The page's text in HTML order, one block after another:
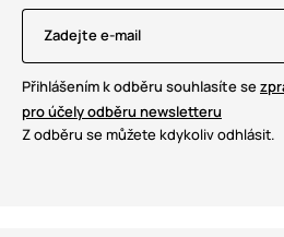
Zadejte e-mail
Přihlášením k odběru souhlasíte se
pro účely odběru newsletteru
Z odběru se můžete kdykoliv odhlásit.